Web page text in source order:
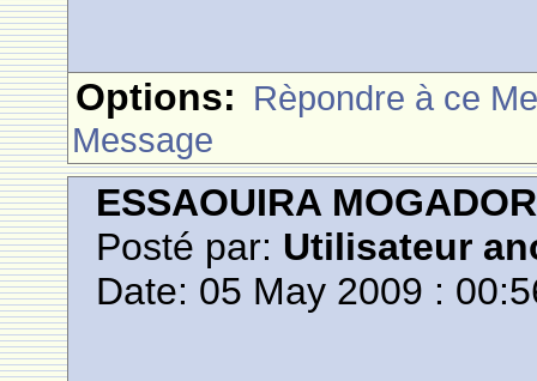
Options: Rèpondre à ce
Message
ESSAOUIRA MOGADOR
Posté par: Utilisateur
Date: 05 May 2009 :